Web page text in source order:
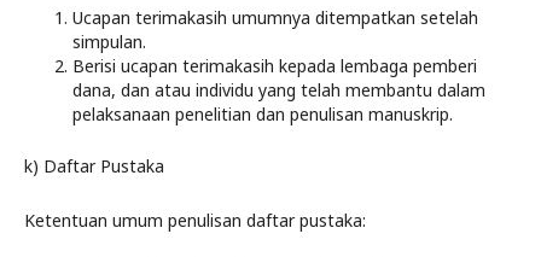
Ucapan terimakasih umumnya ditempatkan setelah
simpulan.
Berisi ucapan terimakasih kepada lembaga pemberi
dana, dan atau individu yang telah membantu dalam
pelaksanaan penelitian dan penulisan manuskrip.
k) Daftar Pustaka
Ketentuan umum penulisan daftar pustaka: